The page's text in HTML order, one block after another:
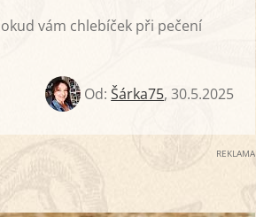
vám chlebíček při pečení
Od:Šárka75,30.5.2025
REKLAMA